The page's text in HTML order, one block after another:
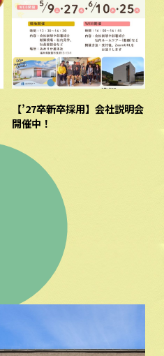
【’27卒新卒採用】会社説明会
開催中！